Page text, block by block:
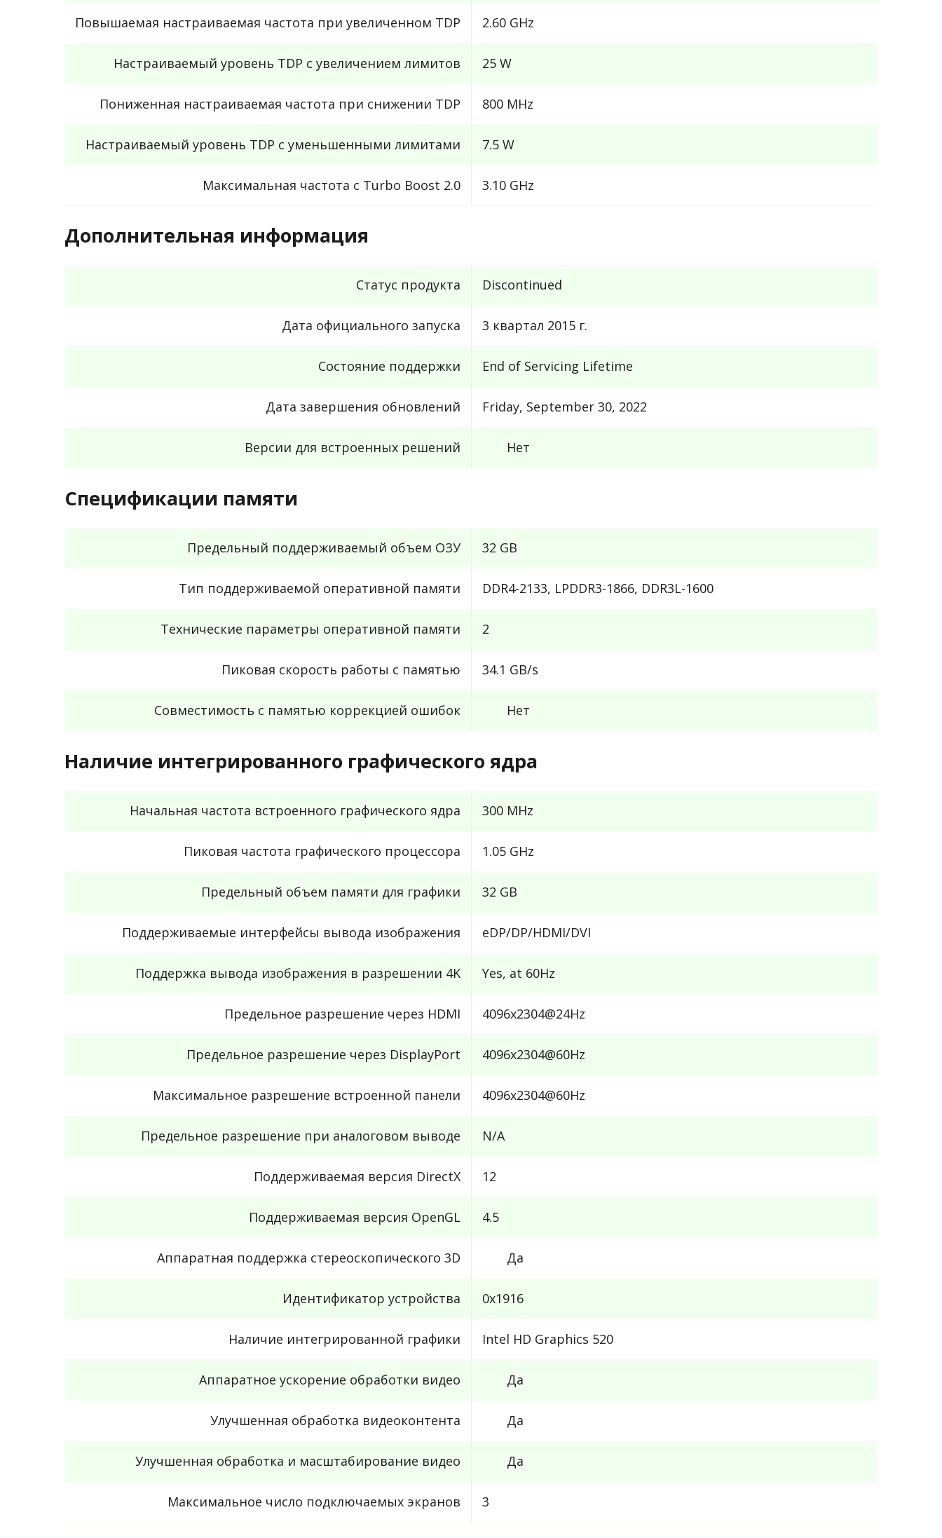
Повышаемая настраиваемая частота при увеличенном TDP 2.60 GHz
Настраиваемый уровень TDP с увеличением лимитов 25 W
Пониженная настраиваемая частота при снижении TDP 800 MHz
Настраиваемый уровень TDP с уменьшенными лимитами 7.5 W
Максимальная частота с Turbo Boost 2.0 3.10 GHz
Дополнительная информация
Статус продукта Discontinued
Дата официального запуска 3 квартал 2015 г.
Состояние поддержки End of Servicing Lifetime
Дата завершения обновлений Friday, September 30, 2022
Версии для встроенных решений Нет
Спецификации памяти
Предельный поддерживаемый объем ОЗУ 32 GB
Тип поддерживаемой оперативной памяти DDR4-2133, LPDDR3-1866, DDR3L-1600
Технические параметры оперативной памяти 2
Пиковая скорость работы с памятью 34.1 GB/s
Совместимость с памятью коррекцией ошибок Нет
Наличие интегрированного графического ядра
Начальная частота встроенного графического ядра 300 MHz
Пиковая частота графического процессора 1.05 GHz
Предельный объем памяти для графики 32 GB
Поддерживаемые интерфейсы вывода изображения eDP/DP/HDMI/DVI
Поддержка вывода изображения в разрешении 4K Yes, at 60Hz
Предельное разрешение через HDMI 4096x2304@24Hz
Предельное разрешение через DisplayPort 4096x2304@60Hz
Максимальное разрешение встроенной панели 4096x2304@60Hz
Предельное разрешение при аналоговом выводе N/A
Поддерживаемая версия DirectX 12
Поддерживаемая версия OpenGL 4.5
Аппаратная поддержка стереоскопического 3D Да
Идентификатор устройства 0x1916
Наличие интегрированной графики Intel HD Graphics 520
Аппаратное ускорение обработки видео Да
Улучшенная обработка видеоконтента Да
Улучшенная обработка и масштабирование видео Да
Максимальное число подключаемых экранов 3